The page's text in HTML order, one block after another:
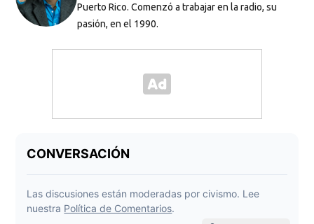
Puerto Rico. Comenzó a trabajar en la radio, su
pasión, en el 1990.